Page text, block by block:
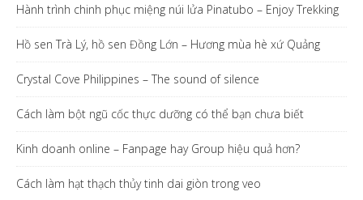
Hành trình chinh phục miệng núi lửa Pinatubo – Enjoy Trekking
Hồ sen Trà Lý, hồ sen Đồng Lớn – Hương mùa hè xứ Quảng
Crystal Cove Philippines – The sound of silence
Cách làm bột ngũ cốc thực dưỡng có thể bạn chưa biết
Kinh doanh online – Fanpage hay Group hiệu quả hơn?
Cách làm hạt thạch thủy tinh dai giòn trong veo